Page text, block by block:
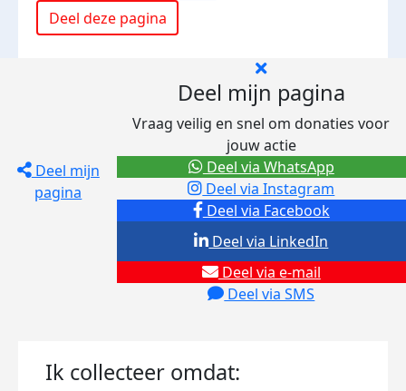
Deel deze pagina
Deel mijn
pagina
Deel mijn pagina
Vraag veilig en snel om donaties voor
jouw actie
Deel via Facebook
Deel via Instagram
Deel via e-mail
Deel via SMS
Deel via LinkedIn
Deel via WhatsApp
Ik collecteer omdat: